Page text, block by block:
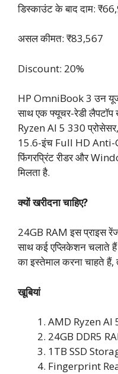
डिस्काउंट के बाद दाम:
असल कीमत: ₹83,567
Discount: 20%
HP OmniBook 3 उन
साथ एक फ्यूचर-रेडी
Ryzen AI 5 330
15.6-इंच Full HD Anti-
फिंगरप्रिंट रीडर और
मिलता है.
क्यों खरीदना चाहिए?
24GB RAM इस प्राइस
साथ कई एप्लिकेशन चलाते
का इस्तेमाल करना चाहते हैं,
खूबियां
AMD Ryzen AI
24GB DDR5
1TB SSD
Fingerprint